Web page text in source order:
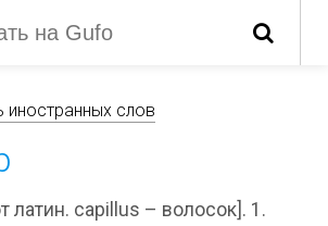
слов
латин. capillus – волосок]. 1.